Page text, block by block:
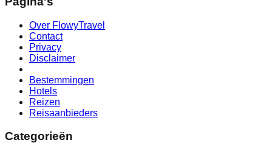
Over FlowyTravel
Contact
Privacy
Disclaimer
Bestemmingen
Hotels
Reizen
Reisaanbieders
Categorieën